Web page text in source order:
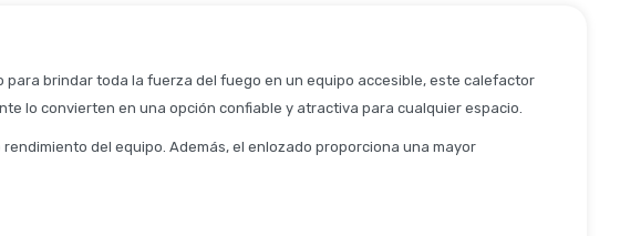
para brindar toda la fuerza del fuego en un equipo accesible, este calefactor
lo convierten en una opción confiable y atractiva para cualquier espacio.
del equipo. Además, el enlozado proporciona una mayor